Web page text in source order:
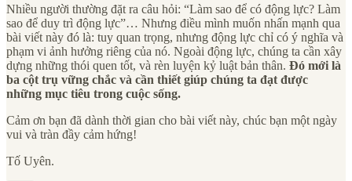
Nhiều người thường đặt ra câu hỏi: “Làm sao để có động lực? Làm
sao để duy trì động lực”… Nhưng điều mình muốn nhấn mạnh qua
bài viết này đó là: tuy quan trọng, nhưng động lực chỉ có ý nghĩa và
phạm vi ảnh hưởng riêng của nó. Ngoài động lực, chúng ta cần xây
dựng những thói quen tốt, và rèn luyện kỷ luật bản thân. Đó mới là
ba cột trụ vững chắc và cần thiết giúp chúng ta đạt được
những mục tiêu trong cuộc sống.
Cảm ơn bạn đã dành thời gian cho bài viết này, chúc bạn một ngày
vui và tràn đầy cảm hứng!
Tố Uyên.